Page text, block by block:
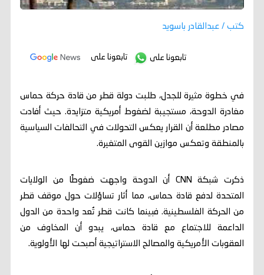
كتب / عبدالقادر باسويد
تابعونا على تابعونا على
في خطوة مثيرة للجدل، طلبت دولة قطر من قادة حركة حماس
مغادرة الدوحة، مستجيبة لضغوط أمريكية متزايدة. حيث أفادت
مصادر مطلعة أن القرار يعكس التحولات في التحالفات السياسية
بالمنطقة وتعكس موازين القوى المتغيرة.
ذكرت شبكة CNN أن الدوحة واجهت ضغوطًا من الولايات
المتحدة لدفع قادة حماس، مما أثار تساؤلات حول موقف قطر
من الحركة الفلسطينية. فبينما كانت قطر تُعد واحدة من الدول
الداعمة للاجتماع مع قادة حماس، يبدو أن المخاوف من
العقوبات الأمريكية والمصالح الاستراتيجية أصبحت لها الأولوية.